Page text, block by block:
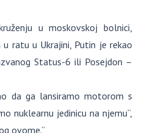
u moskovskoj bolnici,
ratu u Ukrajini, Putin je rekao
Status-6 ili Posejdon –
da ga lansiramo motorom s
nuklearnu jedinicu na njemu“,
ovome.“